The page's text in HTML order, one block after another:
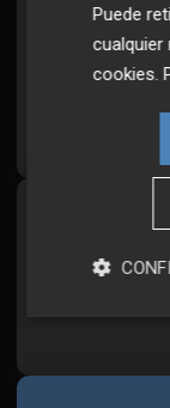
Todos
Plaza
Puede
cookies.